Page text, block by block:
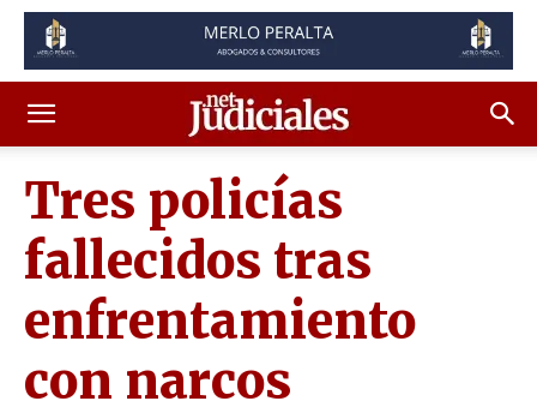
Tres policías
fallecidos tras
enfrentamiento
con narcos